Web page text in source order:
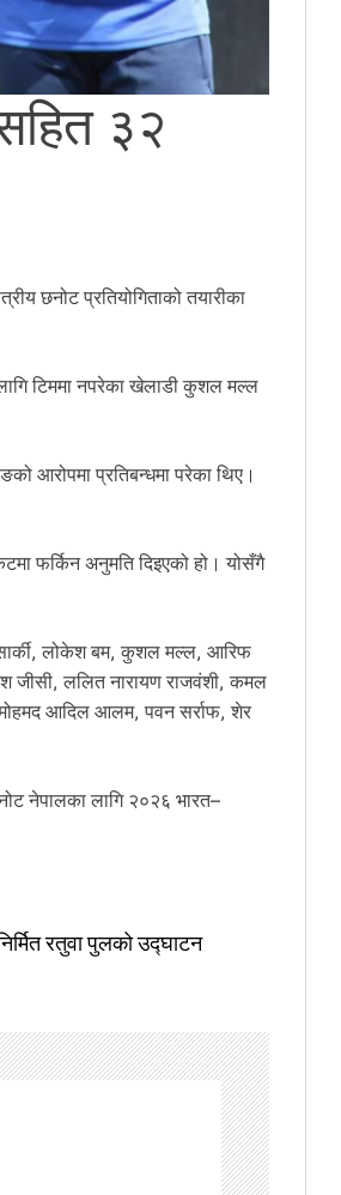
३२
छनोट प्रतियोगिताको तयारीका
टिममा नपरेका खेलाडी कुशल मल्ल
आरोपमा प्रतिबन्धमा परेका थिए।
फर्किन अनुमति दिइएको हो। योसँगै
लोकेश बम, कुशल मल्ल, आरिफ
जीसी, ललित नारायण राजवंशी, कमल
आदिल आलम, पवन सर्राफ, शेर
नेपालका लागि २०२६ भारत–
रतुवा पुलको उद्घाटन